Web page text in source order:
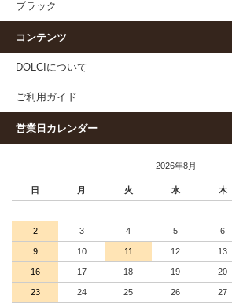
ブラック
コンテンツ
DOLCIについて
ご利用ガイド
営業日カレンダー
2026年8月
日 月 火 水 木
2 3 4 5 6
9 10 11 12 13
16 17 18 19 20
23 24 25 26 27